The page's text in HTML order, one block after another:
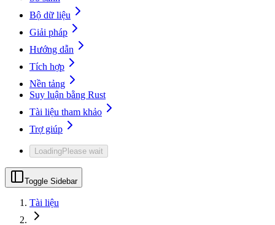
Bộ dữ liệu
Giải pháp
Hướng dẫn
Tích hợp
Nền tảng
Suy luận bằng Rust
Tài liệu tham khảo
Trợ giúp
LoadingPlease wait
Toggle Sidebar
Tài liệu